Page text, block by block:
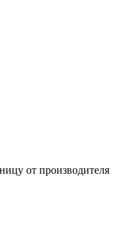
от производителя